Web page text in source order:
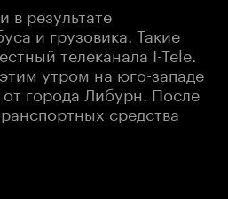
в результате
и грузовика. Такие
телеканала I-Tele.
утром на юго-западе
города Либурн. После
средства